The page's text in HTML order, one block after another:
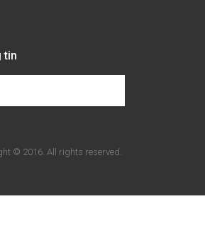
tin
© 2016. All rights reserved.